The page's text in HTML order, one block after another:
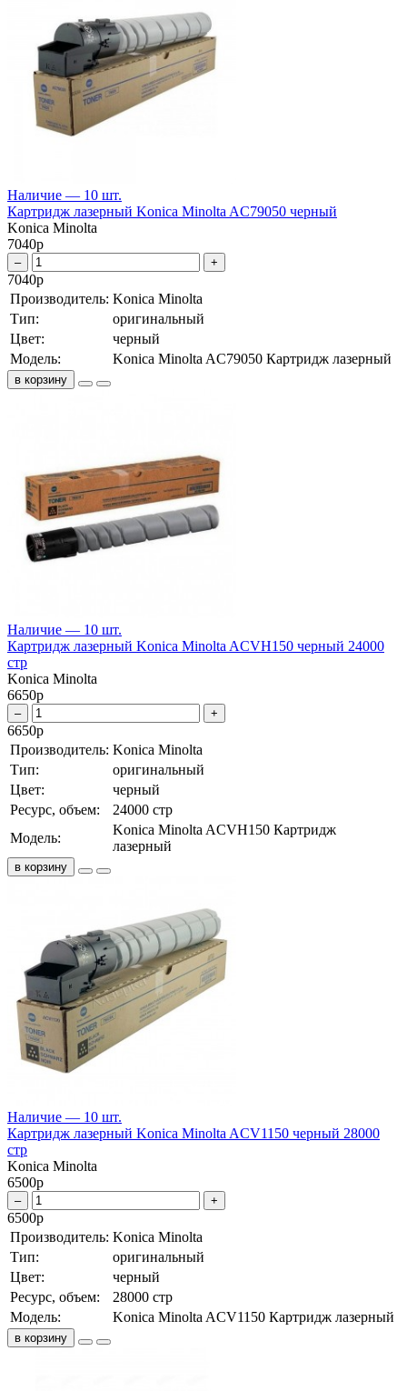
Наличие — 10 шт.
Картридж лазерный Konica Minolta AC79050 черный
Konica Minolta
7040р
– +
7040р
Производитель: Konica Minolta
Тип:
оригинальный
Цвет:
черный
Модель:
Konica Minolta AC79050 Картридж лазерный
в корзину
Наличие — 10 шт.
Картридж лазерный Konica Minolta ACVH150 черный 24000
стр
Konica Minolta
6650р
– +
6650р
Производитель: Konica Minolta
Тип:
оригинальный
Цвет:
черный
Ресурс, объем:
24000 стр
Модель:
Konica Minolta ACVH150 Картридж
лазерный
в корзину
Наличие — 10 шт.
Картридж лазерный Konica Minolta ACV1150 черный 28000
стр
Konica Minolta
6500р
– +
6500р
Производитель: Konica Minolta
Тип:
оригинальный
Цвет:
черный
Ресурс, объем:
28000 стр
Модель:
Konica Minolta ACV1150 Картридж лазерный
в корзину